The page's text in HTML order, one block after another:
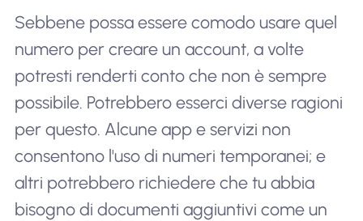
Sebbene possa essere comodo usare quel
numero per creare un account, a volte
potresti renderti conto che non è sempre
possibile. Potrebbero esserci diverse ragioni
per questo. Alcune app e servizi non
consentono l'uso di numeri temporanei; e
altri potrebbero richiedere che tu abbia
bisogno di documenti aggiuntivi come un